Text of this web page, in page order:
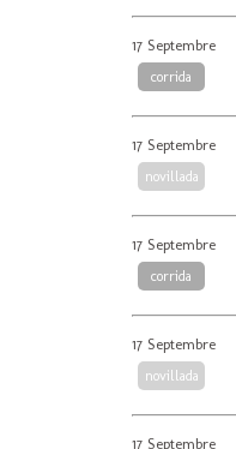
17 Septembre
corrida
17 Septembre
novillada
17 Septembre
corrida
17 Septembre
novillada
17 Septembre